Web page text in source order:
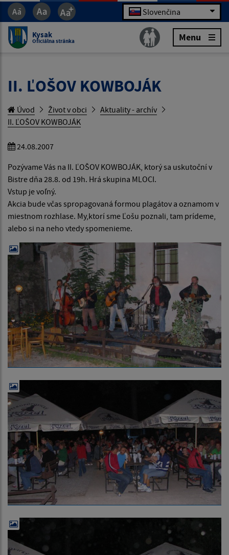
Slovenčina
Kysak
Oficiálna stránka Menu
II. ĽOŠOV KOWBOJÁK
Úvod Život v obci
Aktuality - archív
II. ĽOŠOV KOWBOJÁK
24.08.2007
Pozývame Vás na II. ĽOŠOV KOWBOJÁK, ktorý sa uskutoční v
Bistre dňa 28.8. od 19h. Hrá skupina MLOCI.
Vstup je voľný.
Akcia bude včas spropagovaná formou plagátov a oznamom v
miestnom rozhlase. My,ktorí sme Ľošu poznali, tam prídeme,
alebo si na neho vtedy spomenieme.